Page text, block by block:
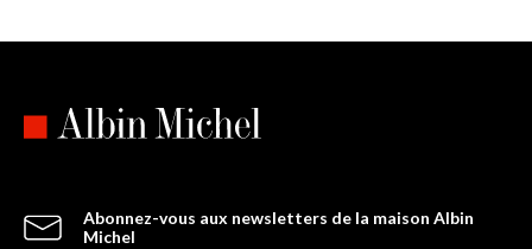
Abonnez-vous aux newsletters de la maison Albin
Michel